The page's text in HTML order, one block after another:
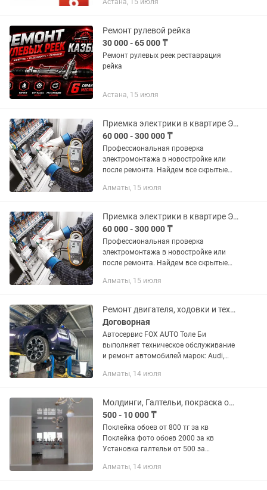
Астана, 15 июля
Ремонт рулевой рейка
30 000 - 65 000 ₸
Ремонт рулевых реек реставрация
рейка
Астана, 15 июля
Приемка электрики в квартире Электролаборатория
60 000 - 300 000 ₸
Профессиональная проверка
электромонтажа в новостройке или
после ремонта. Найдем все скрытые
электролаборатории и технические
оказываемых...
Алматы, 15 июля
Приемка электрики в квартире Электролаборатория
60 000 - 300 000 ₸
Профессиональная проверка
электромонтажа в новостройке или
после ремонта. Найдем все скрытые
электролаборатории и технические
оказываемых...
Алматы, 15 июля
Ремонт двигателя, ходовки и техобслуживание с гарантией
Договорная
Автосервис FOX AUTO Толе Би
выполняет техническое обслуживание
и ремонт автомобилей марок: Audi,
Daewoo, EXEED, FAW, Fiat, Ford, GAZ,
Алматы, 14 июля
Молдинги, Галтельи, покраска обои в любое время
500 - 10 000 ₸
Поклейка обоев от 800 тг за кв
Поклейка фото обоев 2000 за кв
Установка галтельи от 500 за
рейка панель, уголки для обоев
Алматы, 14 июля